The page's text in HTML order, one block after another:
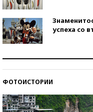
успеха со
ФОТОИСТОРИИ